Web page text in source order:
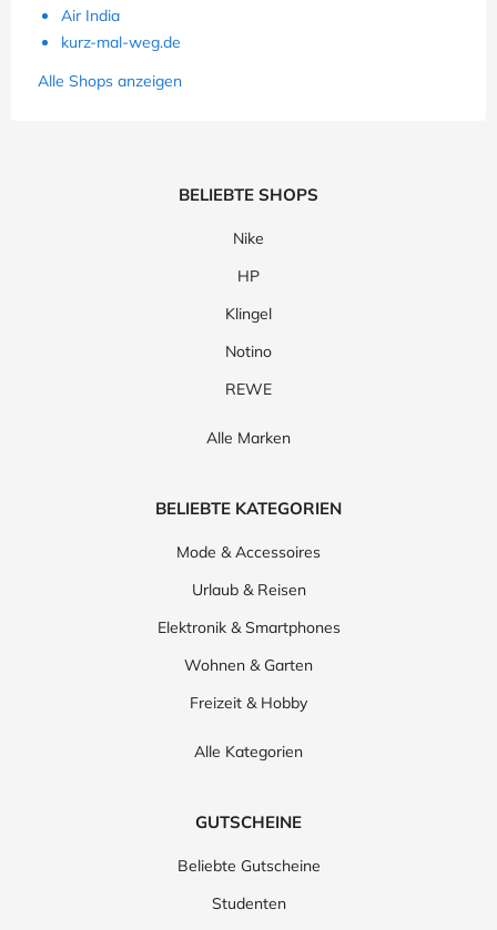
Air India
kurz-mal-weg.de
Alle Shops anzeigen
BELIEBTE SHOPS
Nike
HP
Klingel
Notino
REWE
Alle Marken
BELIEBTE KATEGORIEN
Mode & Accessoires
Urlaub & Reisen
Elektronik & Smartphones
Wohnen & Garten
Freizeit & Hobby
Alle Kategorien
GUTSCHEINE
Beliebte Gutscheine
Studenten